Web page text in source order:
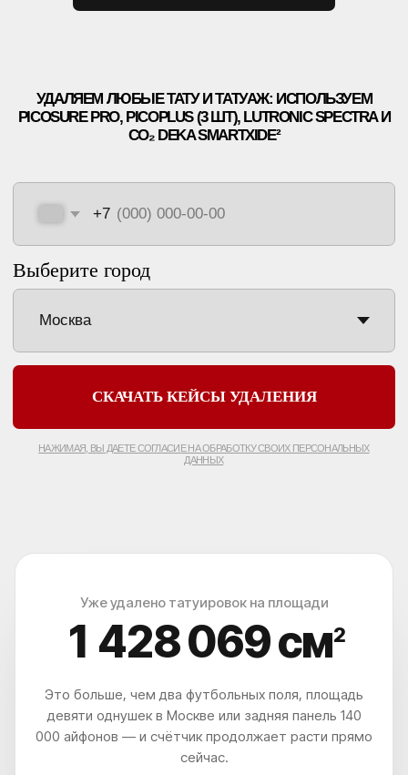
Уже удалено татуировок на площади
1 428 075см2
Это больше, чем два футбольных поля, площадь
девяти однушек в Москве или задняя панель 140
000 айфонов — и счётчик продолжает расти прямо
сейчас.
КОРОЧ, ДОРОГИЕ!
*Основатель клиники